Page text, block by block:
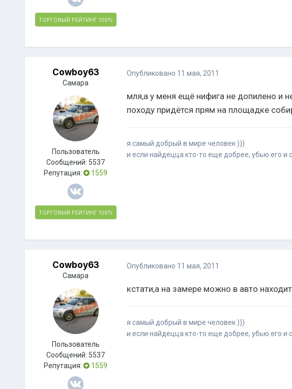
ТОРГОВЫЙ РЕЙТИНГ 100%
Cowboy63
Самара
Пользователь
Сообщений: 5537
Репутация:
1559
ТОРГОВЫЙ РЕЙТИНГ 100%
Опубликовано 11 мая, 2011
мля,а у меня ещё нифига не допилено и
походу придётся прям на площадке
я самый добрый в мире человек )))
и если найдецца кто-то еще добрее, убью его
Cowboy63
Самара
Пользователь
Сообщений: 5537
Репутация:
1559
Опубликовано 11 мая, 2011
кстати,а на замере можно в авто
я самый добрый в мире человек )))
и если найдецца кто-то еще добрее, убью его